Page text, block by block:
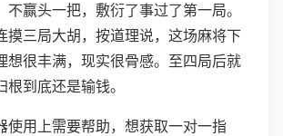
不赢头一把，敷衍了事过了第一局。
摸三局大胡，按道理说，这场麻将下
想很丰满，现实很骨感。至四局后就
到底还是输钱。
使用上需要帮助，想获取一对一指